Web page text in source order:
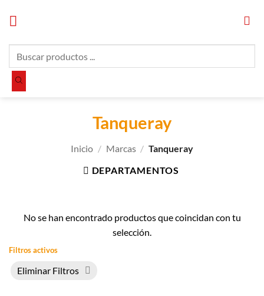
productos
Tanqueray
Inicio / Marcas / Tanqueray
DEPARTAMENTOS
No se han encontrado productos que coincidan con tu
selección.
Filtros activos
Eliminar Filtros